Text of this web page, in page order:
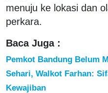
menuju ke lokasi dan
perkara.
Baca Juga :
Pemkot Bandung Belum
Sehari, Walkot Farhan:
Kewajiban